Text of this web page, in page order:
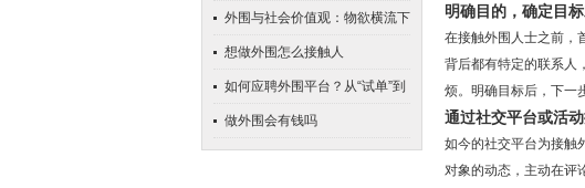
滋味
外围与社会价值观：物欲横流下
的道德沦丧
想做外围怎么接触人
如何应聘外围平台？从“试单”到
长期合作的步骤_281
做外围会有钱吗
明确目的，确定目
在接触外围人士之前，
背后都有特定的联系人
烦。明确目标后，下一
通过社交平台或活
如今的社交平台为接触
对象的动态，主动在评